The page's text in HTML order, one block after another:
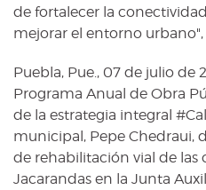
de fortalecer la
mejorar el entorno
Puebla, Pue., 07 de julio
Programa Anual de Obra
de la estrategia integral
municipal, Pepe Chedraui,
de rehabilitación vial de las
Jacarandas en la Junta